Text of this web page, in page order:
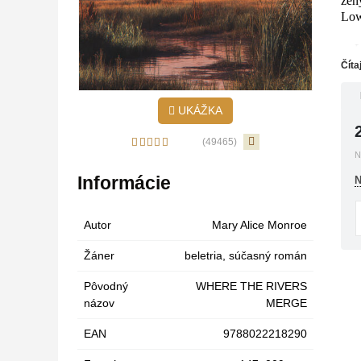
UKÁŽKA
(49465)
Informácie
Autor Mary Alice Monroe
Žáner beletria, súčasný román
Pôvodný
názov
WHERE THE RIVERS
MERGE
EAN 9788022218290